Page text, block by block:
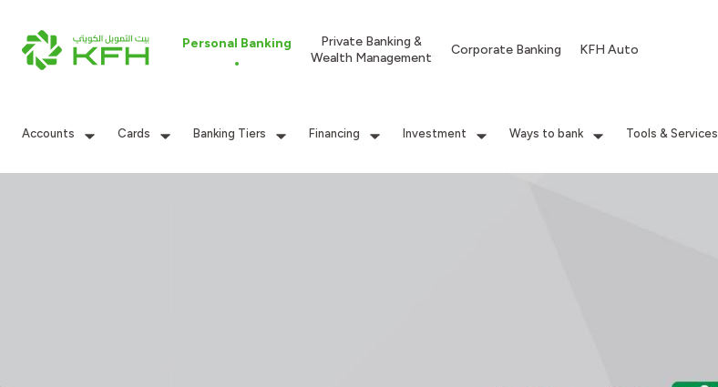
Personal Banking
Private Banking &
Wealth Management
Corporate Banking KFH Auto
Accounts Cards Banking Tiers Financing Investment Ways to bank Tools & Services